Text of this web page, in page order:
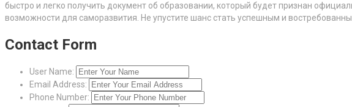
быстро и легко получить документ об образовании, который будет признан
возможности для саморазвития. Не упустите шанс стать успешным и
Contact Form
User Name:
Email Address:
Phone Number: